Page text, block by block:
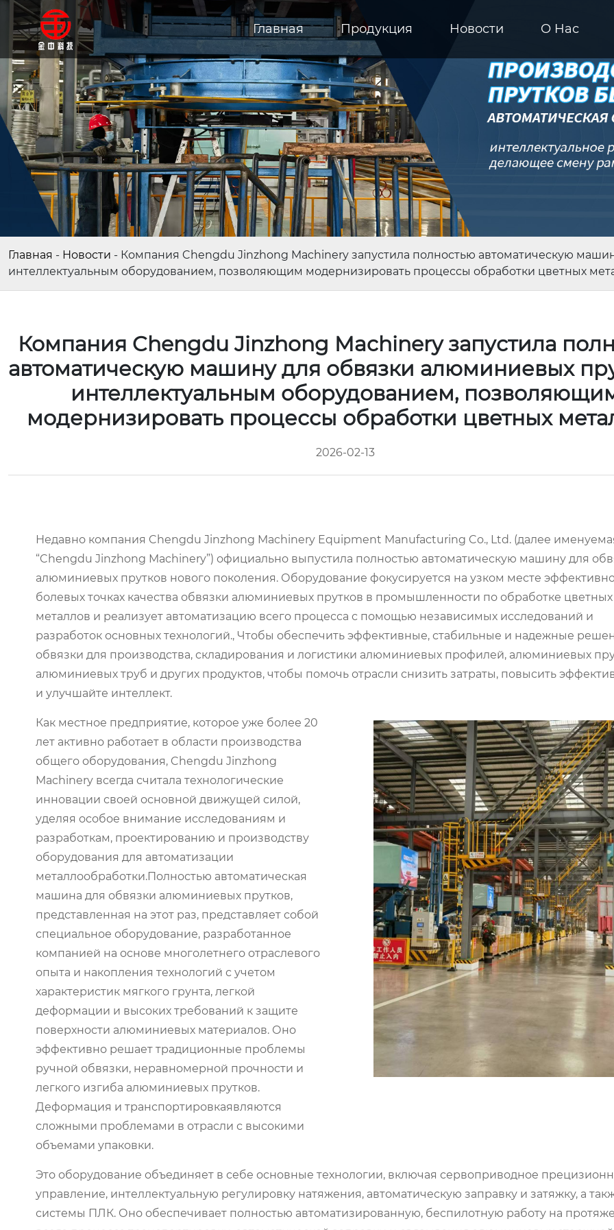
Главная Продукция Новости О Hас
Главная - Новости - Компания Chengdu Jinzhong Machinery запустила полностью автоматическую
интеллектуальным оборудованием, позволяющим модернизировать процессы обработки цветных
Компания Chengdu Jinzhong Machinery запустила
автоматическую машину для обвязки алюминиевых
интеллектуальным оборудованием,
модернизировать процессы обработки цветных
2026-02-13
Недавно компания Chengdu Jinzhong Machinery Equipment Manufacturing Co., Ltd. (далее
“Chengdu Jinzhong Machinery”) официально выпустила полностью автоматическую машину для
алюминиевых прутков нового поколения. Оборудование фокусируется на узком месте
болевых точках качества обвязки алюминиевых прутков в промышленности по обработке цветных
металлов и реализует автоматизацию всего процесса с помощью независимых исследований и
разработок основных технологий., Чтобы обеспечить эффективные, стабильные и надежные
обвязки для производства, складирования и логистики алюминиевых профилей, алюминиевых
алюминиевых труб и других продуктов, чтобы помочь отрасли снизить затраты, повысить
и улучшайте интеллект.
Как местное предприятие, которое уже более 20
лет активно работает в области производства
общего оборудования, Chengdu Jinzhong
Machinery всегда считала технологические
инновации своей основной движущей силой,
уделяя особое внимание исследованиям и
разработкам, проектированию и производству
оборудования для автоматизации
металлообработки.Полностью автоматическая
машина для обвязки алюминиевых прутков,
представленная на этот раз, представляет собой
специальное оборудование, разработанное
компанией на основе многолетнего отраслевого
опыта и накопления технологий с учетом
характеристик мягкого грунта, легкой
деформации и высоких требований к защите
поверхности алюминиевых материалов. Оно
эффективно решает традиционные проблемы
ручной обвязки, неравномерной прочности и
легкого изгиба алюминиевых прутков.
Деформация и транспортировкаявляются
сложными проблемами в отрасли с высокими
объемами упаковки.
Это оборудование объединяет в себе основные технологии, включая сервоприводное
управление, интеллектуальную регулировку натяжения, автоматическую заправку и затяжку, а
системы ПЛК. Оно обеспечивает полностью автоматизированную, беспилотную работу на